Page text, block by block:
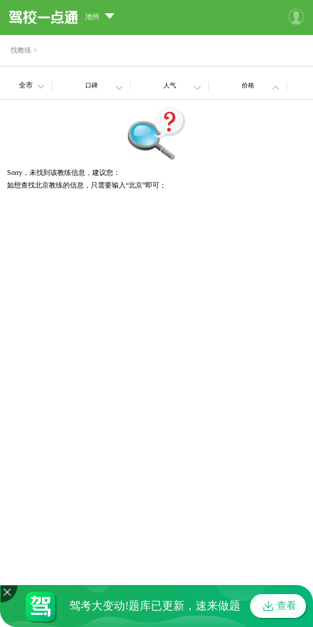
池州
找教练 >
全市 口碑 人气 价格
Sorry，未找到该教练信息，建议您：
如想查找北京教练的信息，只需要输入“北京”即可；
驾考大变动!题库已更新，速来做题 查看